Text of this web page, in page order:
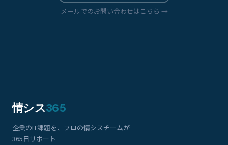
メールでのお問い合わせはこちら →
情シス365
企業のIT課題を、プロの情シスチームが
365日サポート